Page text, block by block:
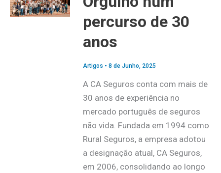
percurso de 30
anos
Artigos • 8 de Junho, 2025
A CA Seguros conta com mais de
30 anos de experiência no
mercado português de seguros
não vida. Fundada em 1994 como
Rural Seguros, a empresa adotou
a designação atual, CA Seguros,
em 2006, consolidando ao longo